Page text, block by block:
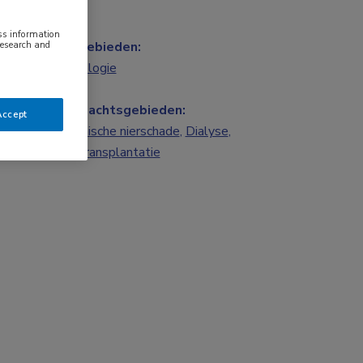
Vakgebieden:
Nefrologie
Aandachtsgebieden:
Chronische nierschade, Dialyse,
Niertransplantatie
information
and